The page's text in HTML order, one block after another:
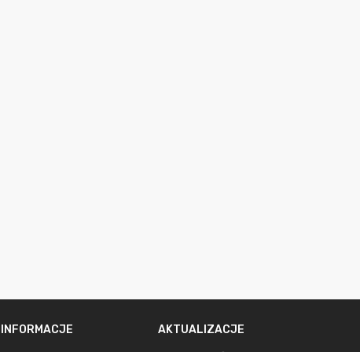
INFORMACJE AKTUALIZACJE